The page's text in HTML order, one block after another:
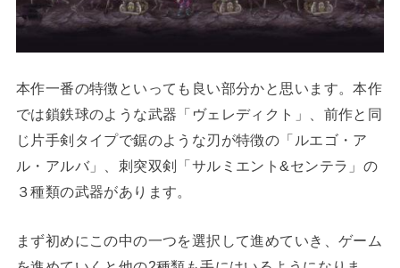
本作一番の特徴といっても良い部分かと思います。本作
では鎖鉄球のような武器「ヴェレディクト」、前作と同
じ片手剣タイプで鋸のような刃が特徴の「ルエゴ・ア
ル・アルバ」、刺突双剣「サルミエント&センテラ」の
３種類の武器があります。
まず初めにこの中の一つを選択して進めていき、ゲーム